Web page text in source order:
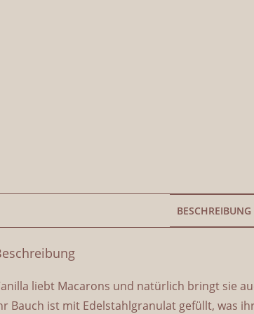
BESCHREIBUNG
liebt Macarons und natürlich bringt sie
Bauch ist mit Edelstahlgranulat gefüllt, was